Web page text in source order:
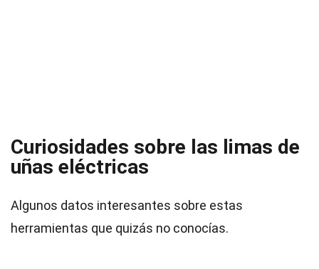
Curiosidades sobre las limas de
uñas eléctricas
Algunos datos interesantes sobre estas
herramientas que quizás no conocías.